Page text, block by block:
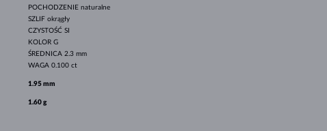
POCHODZENIE naturalne
SZLIF okrągły
CZYSTOŚĆ SI
KOLOR G
ŚREDNICA 2.3 mm
WAGA 0.100 ct
1.95 mm
1.60 g